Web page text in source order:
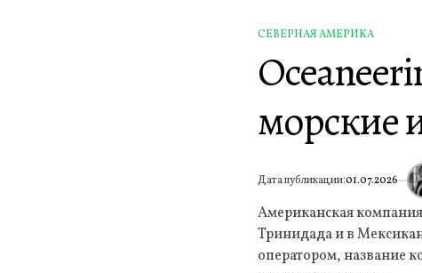
ОПУБЛИКОВАНО
СЕВЕРНАЯ АМЕРИКА
морские
Дата публикации:01.07.2026 ИА
Американская
Тринидада и в
оператором, название